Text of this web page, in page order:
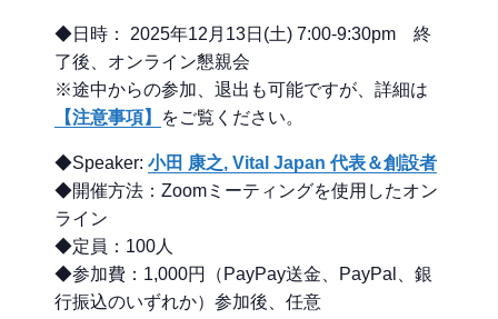
◆日時： 2025年12月13日(土) 7:00-9:30pm 終
了後、オンライン懇親会
※途中からの参加、退出も可能ですが、詳細は
【注意事項】
をご覧ください。
◆Speaker: 小田 康之, Vital Japan 代表＆創設者
◆開催方法：Zoomミーティングを使用したオン
ライン
◆定員：100人
◆参加費：1,000円（PayPay送金、PayPal、銀
行振込のいずれか）参加後、任意